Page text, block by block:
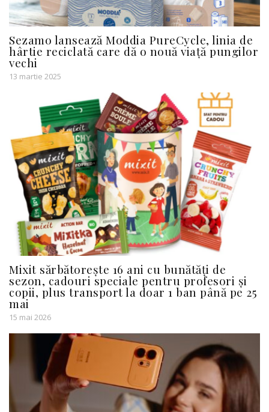
Sezamo lansează Moddia PureCycle, linia de
hârtie reciclată care dă o nouă viață pungilor
vechi
13 martie 2025
Mixit sărbătorește 16 ani cu bunătăți de
sezon, cadouri speciale pentru profesori și
copii, plus transport la doar 1 ban până pe 25
mai
15 mai 2026